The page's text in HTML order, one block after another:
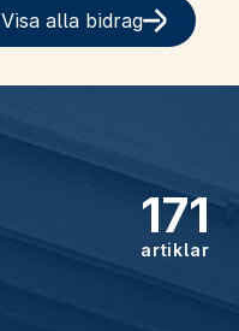
Visa alla bidrag
171
artiklar